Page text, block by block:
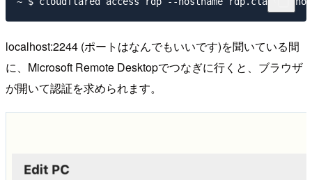
localhost:2244 (ポートはなんでもいいです)を聞いている間
に、Microsoft Remote Desktopでつなぎに行くと、ブラウザ
が開いて認証を求められます。